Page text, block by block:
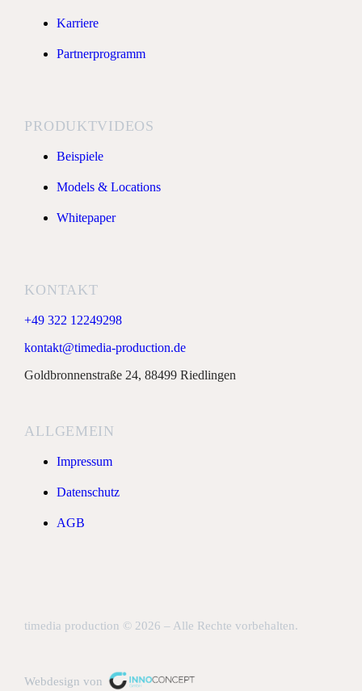
Karriere
Partnerprogramm
PRODUKTVIDEOS
Beispiele
Models & Locations
Whitepaper
KONTAKT
+49 322 12249298
kontakt@timedia-production.de
Goldbronnenstraße 24, 88499 Riedlingen
ALLGEMEIN
Impressum
Datenschutz
AGB
timedia production © 2026 – Alle Rechte vorbehalten.
Webdesign von